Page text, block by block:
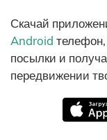
Скачай
Android телефон,
посылки и
передвижении